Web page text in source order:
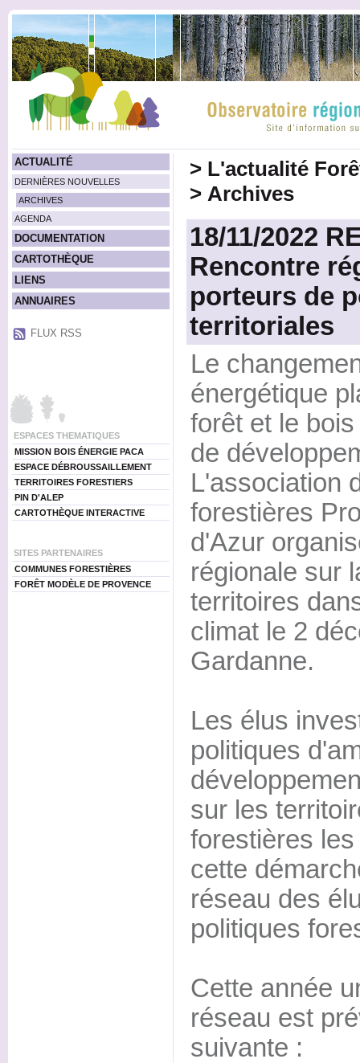
ACTUALITÉ
DERNIÈRES NOUVELLES
ARCHIVES
AGENDA
DOCUMENTATION
CARTOTHÈQUE
LIENS
ANNUAIRES
FLUX RSS
ESPACES THEMATIQUES
MISSION BOIS ÉNERGIE PACA
ESPACE DÉBROUSSAILLEMENT
TERRITOIRES FORESTIERS
PIN D'ALEP
CARTOTHÈQUE INTERACTIVE
SITES PARTENAIRES
COMMUNES FORESTIÈRES
FORÊT MODÈLE DE PROVENCE
> L'actualité
> Archives
18/11/2022
Rencontre
porteurs de
territoriales
Le
énergétique
forêt et le
de
L'association
forestières
d'Azur
régionale sur
territoires
climat le 2
Gardanne.
Les élus
politiques
sur les
forestières
cette
réseau des
politiques
Cette année
réseau est
suivante :